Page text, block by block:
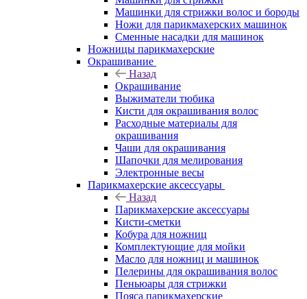
Машинки для стрижки волос и бороды
Ножи для парикмахерских машинок
Сменные насадки для машинок
Ножницы парикмахерские
Окрашивание
Назад
Окрашивание
Выжиматели тюбика
Кисти для окрашивания волос
Расходные материалы для
окрашивания
Чаши для окрашивания
Шапочки для мелирования
Электронные весы
Парикмахерские аксессуары
Назад
Парикмахерские аксессуары
Кисти-сметки
Кобура для ножниц
Комплектующие для мойки
Масло для ножниц и машинок
Пелерины для окрашивания волос
Пеньюары для стрижки
Пояса парикмахерские